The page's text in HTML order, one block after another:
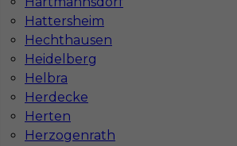
Hattersheim
Hechthausen
Heidelberg
Helbra
Herdecke
Herten
Herzogenrath